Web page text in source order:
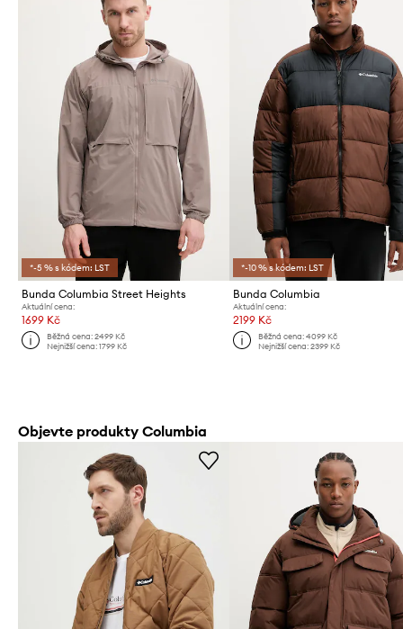
*-5 % s kódem: LST
Bunda Columbia Street Heights
Aktuální cena:
1699 Kč
Běžná cena:2499 Kč
Nejnižší cena:1799 Kč
*-10 % s kódem: LST
Bunda Columbia
Aktuální cena:
2199 Kč
Běžná cena: 4099 Kč
Nejnižší cena: 2399 Kč
Objevte produkty Columbia